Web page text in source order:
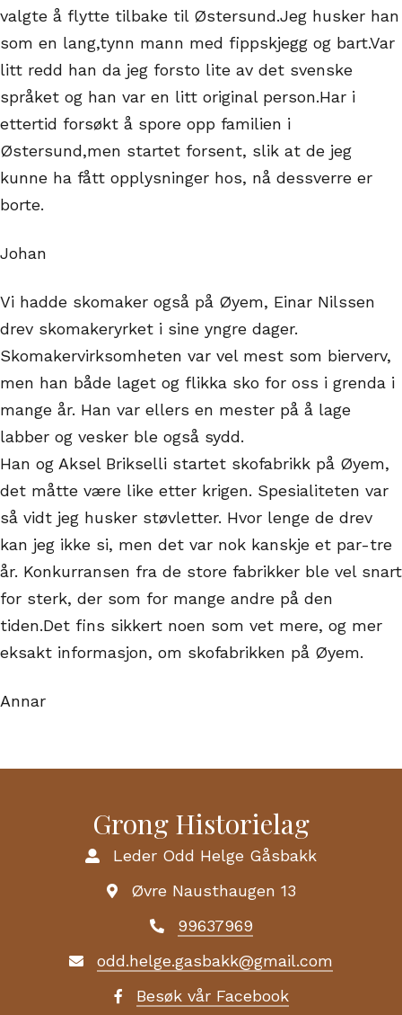
valgte å flytte tilbake til Østersund.Jeg husker han
som en lang,tynn mann med fippskjegg og bart.Var
litt redd han da jeg forsto lite av det svenske
språket og han var en litt original person.Har i
ettertid forsøkt å spore opp familien i
Østersund,men startet forsent, slik at de jeg
kunne ha fått opplysninger hos, nå dessverre er
borte.
Johan
Vi hadde skomaker også på Øyem, Einar Nilssen
drev skomakeryrket i sine yngre dager.
Skomakervirksomheten var vel mest som bierverv,
men han både laget og flikka sko for oss i grenda i
mange år. Han var ellers en mester på å lage
labber og vesker ble også sydd.
Han og Aksel Brikselli startet skofabrikk på Øyem,
det måtte være like etter krigen. Spesialiteten var
så vidt jeg husker støvletter. Hvor lenge de drev
kan jeg ikke si, men det var nok kanskje et par-tre
år. Konkurransen fra de store fabrikker ble vel snart
for sterk, der som for mange andre på den
tiden.Det fins sikkert noen som vet mere, og mer
eksakt informasjon, om skofabrikken på Øyem.
Annar
Grong Historielag
Leder Odd Helge Gåsbakk
Øvre Nausthaugen 13
99637969
odd.helge.gasbakk@gmail.com
Besøk vår Facebook